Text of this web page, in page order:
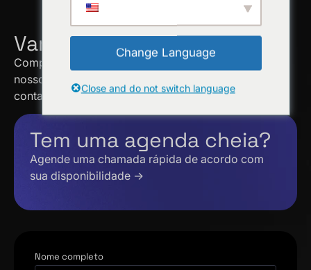
Vamos conversar!
Complete o formulário abaixo para falar com um dos
nossos especialistas em vendas. Entraremos em
contacto consigo dentro de 48 horas.
Tem uma agenda cheia?
Agende uma chamada rápida de acordo com
sua disponibilidade →
Nome completo
Change Language
Close and do not switch language